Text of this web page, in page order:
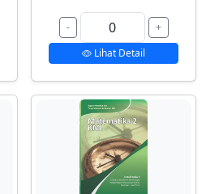
-
+
Lihat Detail